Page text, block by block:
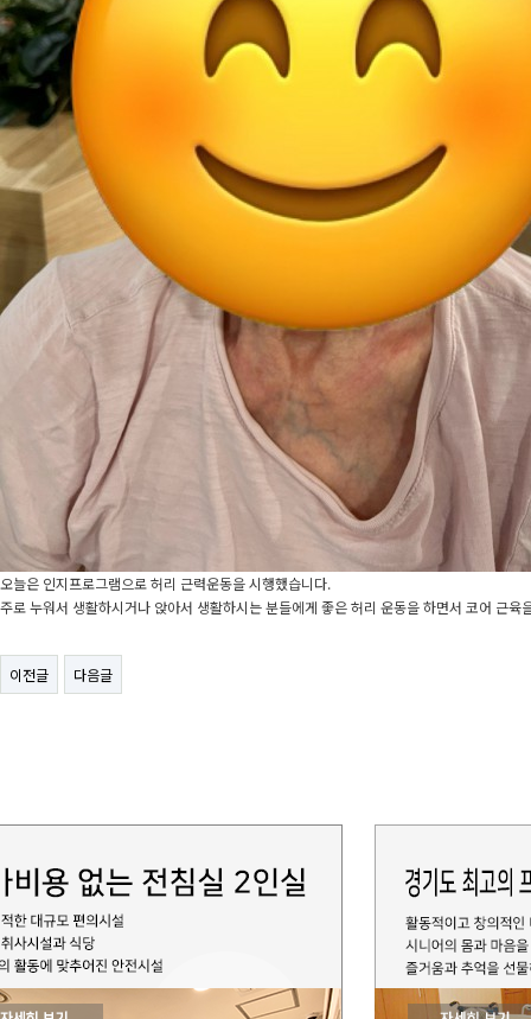
오늘은 인지프로그램으로 허리 근력운동을 시행했습니다.
주로 누워서 생활하시거나 앉아서 생활하시는 분들에게 좋은 허리 운동을 하면서 코어 근
이전글 다음글